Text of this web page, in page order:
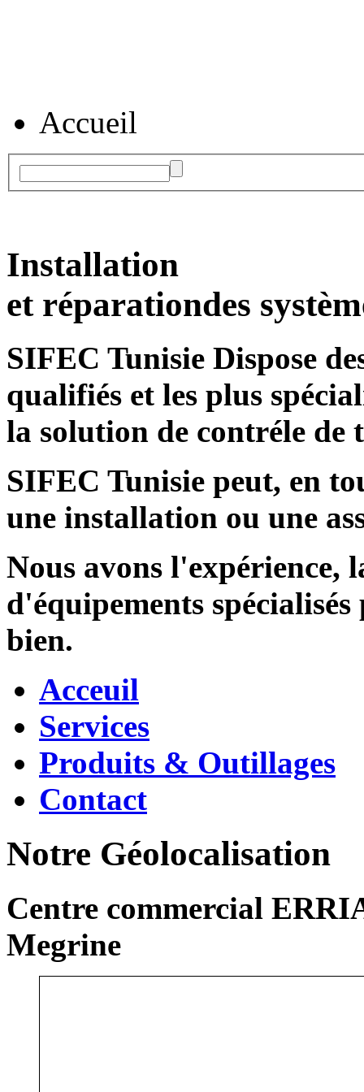
Accueil
Installation
et réparationdes
SIFEC Tunisie Dispose
qualifiés et les plus
la solution de contréle de
SIFEC Tunisie peut, en
une installation ou une
Nous avons l'expérience,
d'équipements
bien.
Acceuil
Services
Produits & Outillages
Contact
Notre Géolocalisation
Centre commercial
Megrine